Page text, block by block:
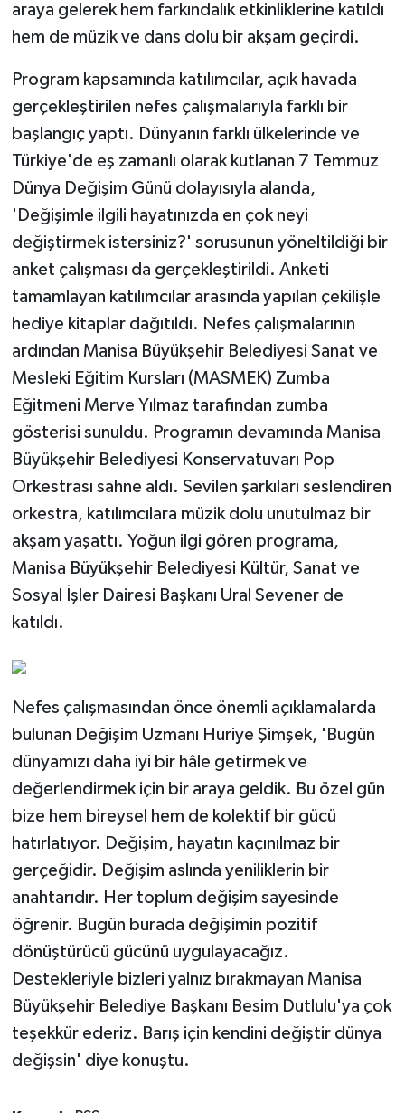
araya gelerek hem farkındalık etkinliklerine katıldı
hem de müzik ve dans dolu bir akşam geçirdi.
Program kapsamında katılımcılar, açık havada
gerçekleştirilen nefes çalışmalarıyla farklı bir
başlangıç yaptı. Dünyanın farklı ülkelerinde ve
Türkiye'de eş zamanlı olarak kutlanan 7 Temmuz
Dünya Değişim Günü dolayısıyla alanda,
'Değişimle ilgili hayatınızda en çok neyi
değiştirmek istersiniz?' sorusunun yöneltildiği bir
anket çalışması da gerçekleştirildi. Anketi
tamamlayan katılımcılar arasında yapılan çekilişle
hediye kitaplar dağıtıldı. Nefes çalışmalarının
ardından Manisa Büyükşehir Belediyesi Sanat ve
Mesleki Eğitim Kursları (MASMEK) Zumba
Eğitmeni Merve Yılmaz tarafından zumba
gösterisi sunuldu. Programın devamında Manisa
Büyükşehir Belediyesi Konservatuvarı Pop
Orkestrası sahne aldı. Sevilen şarkıları seslendiren
orkestra, katılımcılara müzik dolu unutulmaz bir
akşam yaşattı. Yoğun ilgi gören programa,
Manisa Büyükşehir Belediyesi Kültür, Sanat ve
Sosyal İşler Dairesi Başkanı Ural Sevener de
katıldı.
Nefes çalışmasından önce önemli açıklamalarda
bulunan Değişim Uzmanı Huriye Şimşek, 'Bugün
dünyamızı daha iyi bir hâle getirmek ve
değerlendirmek için bir araya geldik. Bu özel gün
bize hem bireysel hem de kolektif bir gücü
hatırlatıyor. Değişim, hayatın kaçınılmaz bir
gerçeğidir. Değişim aslında yeniliklerin bir
anahtarıdır. Her toplum değişim sayesinde
öğrenir. Bugün burada değişimin pozitif
dönüştürücü gücünü uygulayacağız.
Destekleriyle bizleri yalnız bırakmayan Manisa
Büyükşehir Belediye Başkanı Besim Dutlulu'ya çok
teşekkür ederiz. Barış için kendini değiştir dünya
değişsin' diye konuştu.